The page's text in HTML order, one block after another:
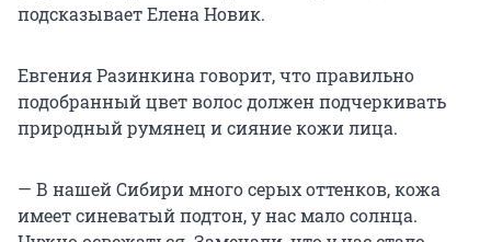
подсказывает Елена Новик.
Евгения Разинкина говорит, что правильно
подобранный цвет волос должен подчеркивать
природный румянец и сияние кожи лица.
— В нашей Сибири много серых оттенков, кожа
имеет синеватый подтон, у нас мало солнца.